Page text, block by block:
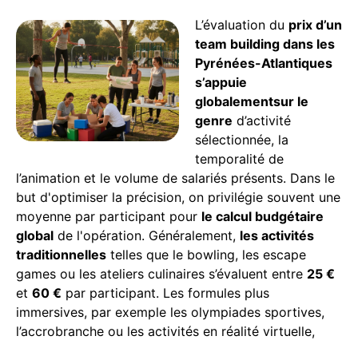
L’évaluation du prix d’un
team building dans les
Pyrénées-Atlantiques
s’appuie
globalementsur le
genre d’activité
sélectionnée, la
temporalité de
l’animation et le volume de salariés présents. Dans le
but d'optimiser la précision, on privilégie souvent une
moyenne par participant pour le calcul budgétaire
global de l'opération. Généralement, les activités
traditionnelles telles que le bowling, les escape
games ou les ateliers culinaires s’évaluent entre 25 €
et 60 € par participant. Les formules plus
immersives, par exemple les olympiades sportives,
l’accrobranche ou les activités en réalité virtuelle,